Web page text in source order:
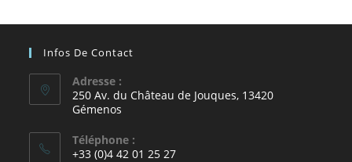
Infos De Contact
Adresse :
250 Av. du Château de Jouques, 13420
Gémenos
Téléphone :
+33 (0)4 42 01 25 27